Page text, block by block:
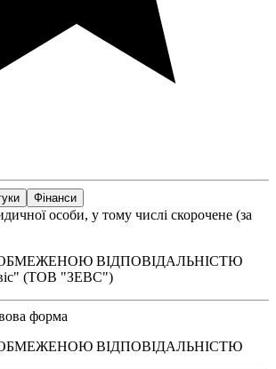
Фінанси
особи, у тому числі скорочене (за
ВІДПОВІДАЛЬНІСТЮ
(ТОВ "ЗЕВС")
форма
ВІДПОВІДАЛЬНІСТЮ